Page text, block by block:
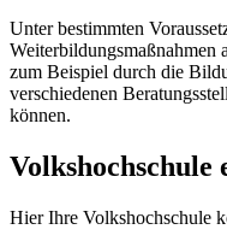
Unter bestimmten
zum Beispiel durch die
verschiedenen
können.
Volkshochschule
Hier Ihre Volkshochschule